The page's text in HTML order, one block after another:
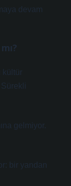
devam
kültür
gelmiyor.
bir yandan